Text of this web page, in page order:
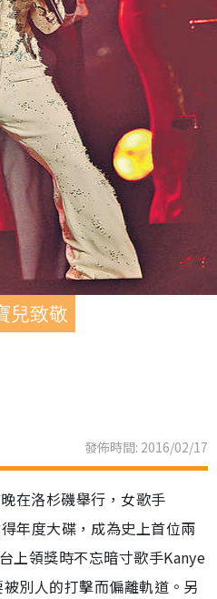
兒致敬
發佈時間: 2016/02/17
在洛杉磯舉行，女歌手
年度大碟，成為史上首位兩
上領獎時不忘暗寸歌手Kanye
別人的打擊而偏離軌道。另